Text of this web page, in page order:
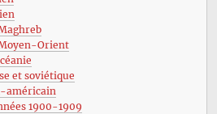
Orient
et soviétique
américain
1900-1909